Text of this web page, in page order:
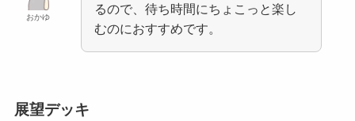
おかゆ
るので、待ち時間にちょこっと楽し
むのにおすすめです。
展望デッキ